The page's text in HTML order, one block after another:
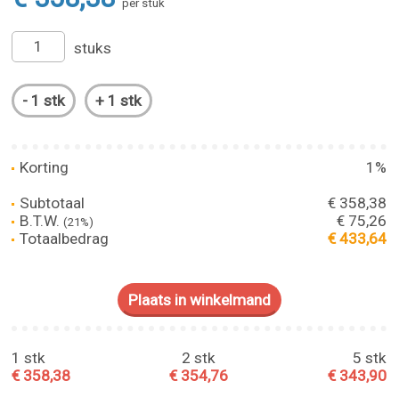
per stuk
stuks
Korting
1%
Subtotaal
€ 358,38
B.T.W.(21%)
€ 75,26
Totaalbedrag
€ 433,64
1 stk
€ 358,38
2 stk
€ 354,76
5 stk
€ 343,90